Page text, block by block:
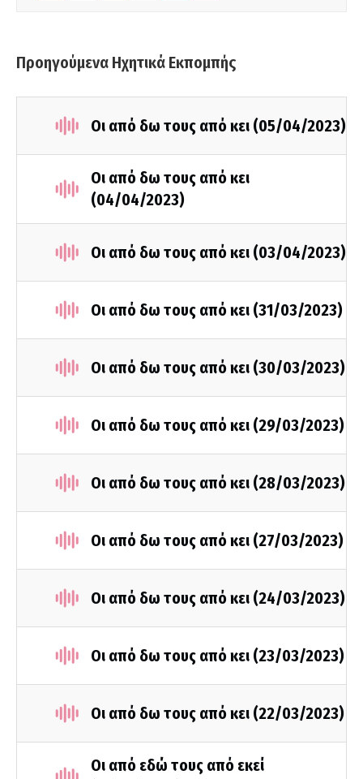
Προηγούμενα Ηχητικά Εκπομπής
Οι από δω τους από κει (05/04/2023)
Οι από δω τους από κει
(04/04/2023)
Οι από δω τους από κει (03/04/2023)
Οι από δω τους από κει (31/03/2023)
Οι από δω τους από κει (30/03/2023)
Οι από δω τους από κει (29/03/2023)
Οι από δω τους από κει (28/03/2023)
Οι από δω τους από κει (27/03/2023)
Οι από δω τους από κει (24/03/2023)
Οι από δω τους από κει (23/03/2023)
Οι από δω τους από κει (22/03/2023)
Οι από εδώ τους από εκεί